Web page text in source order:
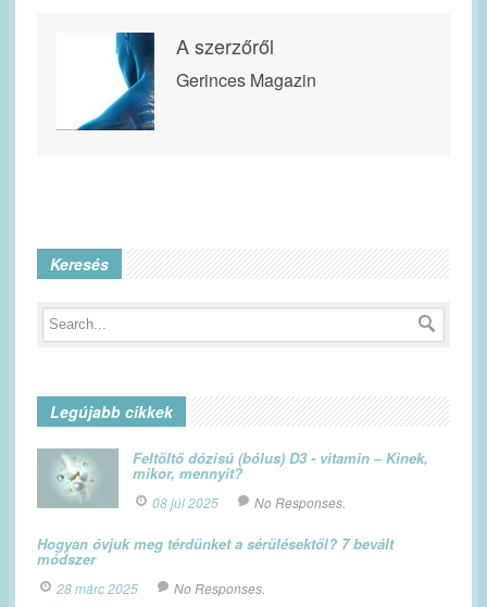
A szerzőről
Gerinces Magazin
Keresés
Legújabb cikkek
Feltöltő dózisú (bólus) D3 - vitamin – Kinek,
mikor, mennyit?
08 júl 2025 No Responses.
Hogyan óvjuk meg térdünket a sérülésektől? 7 bevált
módszer
28 márc 2025 No Responses.